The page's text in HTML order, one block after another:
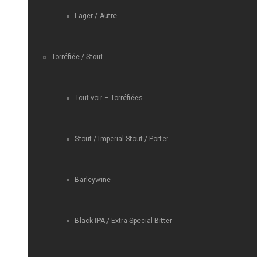
Lager / Autre
Torréfiée / Stout
Tout voir – Torréfiées
Stout / Imperial Stout / Porter
Barleywine
Black IPA / Extra Special Bitter